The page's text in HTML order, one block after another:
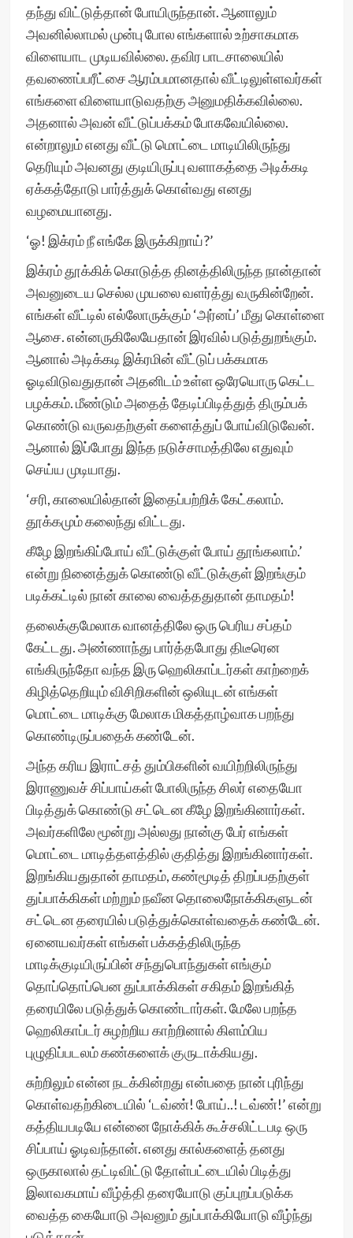
தந்து விட்டுத்தான் போயிருந்தான். ஆனாலும்
அவனில்லாமல் முன்பு போல எங்களால் உற்சாகமாக
விளையாட முடியவில்லை. தவிர பாடசாலையில்
தவணைப்பரீட்சை ஆரம்பமானதால் வீட்டிலுள்ளவர்கள்
எங்களை விளையாடுவதற்கு அனுமதிக்கவில்லை.
அதனால் அவன் வீட்டுப்பக்கம் போகவேயில்லை.
என்றாலும் எனது வீட்டு மொட்டை மாடியிலிருந்து
தெரியும் அவனது குடியிருப்பு வளாகத்தை அடிக்கடி
ஏக்கத்தோடு பார்த்துக் கொள்வது எனது
வழமையானது.
‘ஓ! இக்ரம் நீ எங்கே இருக்கிறாய்?’
இக்ரம் தூக்கிக் கொடுத்த தினத்திலிருந்த நான்தான்
அவனுடைய செல்ல முயலை வளர்த்து வருகின்றேன்.
எங்கள் வீட்டில் எல்லோருக்கும் ‘அர்னப்’ மீது கொள்ளை
ஆசை. என்னருகிலேயேதான் இரவில் படுத்துறங்கும்.
ஆனால் அடிக்கடி இக்ரமின் வீட்டுப் பக்கமாக
ஓடிவிடுவதுதான் அதனிடம் உள்ள ஒரேயொரு கெட்ட
பழக்கம். மீண்டும் அதைத் தேடிப்பிடித்துத் திரும்பக்
கொண்டு வருவதற்குள் களைத்துப் போய்விடுவேன்.
ஆனால் இப்போது இந்த நடுச்சாமத்திலே எதுவும்
செய்ய முடியாது.
‘சரி, காலையில்தான் இதைப்பற்றிக் கேட்கலாம்.
தூக்கமும் கலைந்து விட்டது.
கீழே இறங்கிப்போய் வீட்டுக்குள் போய் தூங்கலாம்.’
என்று நினைத்துக் கொண்டு வீட்டுக்குள் இறங்கும்
படிக்கட்டில் நான் காலை வைத்ததுதான் தாமதம்!
தலைக்குமேலாக வானத்திலே ஒரு பெரிய சப்தம்
கேட்டது. அண்ணாந்து பார்த்தபோது திடீரென
எங்கிருந்தோ வந்த இரு ஹெலிகாப்டர்கள் காற்றைக்
கிழித்தெறியும் விசிறிகளின் ஒலியுடன் எங்கள்
மொட்டை மாடிக்கு மேலாக மிகத்தாழ்வாக பறந்து
கொண்டிருப்பதைக் கண்டேன்.
அந்த கரிய இராட்சத் தும்பிகளின் வயிற்றிலிருந்து
இராணுவச் சிப்பாய்கள் போலிருந்த சிலர் எதையோ
பிடித்துக் கொண்டு சட்டென கீழே இறங்கினார்கள்.
அவர்களிலே மூன்று அல்லது நான்கு பேர் எங்கள்
மொட்டை மாடித்தளத்தில் குதித்து இறங்கினார்கள்.
இறங்கியதுதான் தாமதம், கண்மூடித் திறப்பதற்குள்
துப்பாக்கிகள் மற்றும் நவீன தொலைநோக்கிகளுடன்
சட்டென தரையில் படுத்துக்கொள்வதைக் கண்டேன்.
ஏனையவர்கள் எங்கள் பக்கத்திலிருந்த
மாடிக்குடியிருப்பின் சந்துபொந்துகள் எங்கும்
தொப்தொப்பென துப்பாக்கிகள் சகிதம் இறங்கித்
தரையிலே படுத்துக் கொண்டார்கள். மேலே பறந்த
ஹெலிகாப்டர் சுழற்றிய காற்றினால் கிளம்பிய
புழுதிப்படலம் கண்களைக் குருடாக்கியது.
சுற்றிலும் என்ன நடக்கின்றது என்பதை நான் புரிந்து
கொள்வதற்கிடையில் ‘டவ்ண்! போய்..! டவ்ண்!’ என்று
கத்தியபடியே என்னை நோக்கிக் கூச்சலிட்டபடி ஒரு
சிப்பாய் ஓடிவந்தான். எனது கால்களைத் தனது
ஒருகாலால் தட்டிவிட்டு தோள்பட்டையில் பிடித்து
இலாவகமாய் வீழ்த்தி தரையோடு குப்புறப்படுக்க
வைத்த கையோடு அவனும் துப்பாக்கியோடு வீழ்ந்து